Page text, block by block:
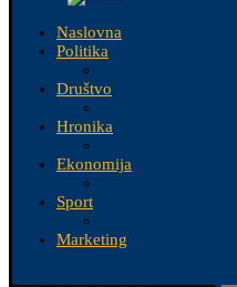
Naslovna
Politika
Društvo
Hronika
Ekonomija
Sport
Marketing